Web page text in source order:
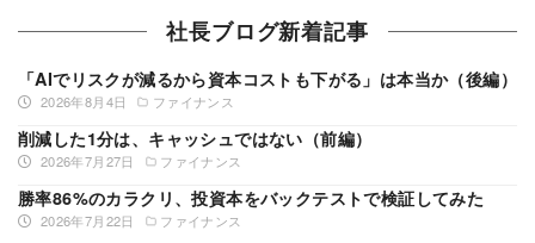
社長ブログ新着記事
2026年8月4日 ファイナンス
「AIでリスクが減るから資本コストも下がる」は本当か（後編）
2026年7月27日 ファイナンス
削減した1分は、キャッシュではない（前編）
2026年7月22日 ファイナンス
勝率86%のカラクリ、投資本をバックテストで検証してみた